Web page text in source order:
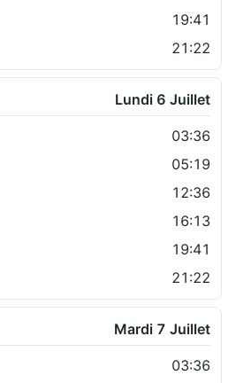
19:41
21:22
Lundi 6 Juillet
03:36
05:19
12:36
16:13
19:41
21:22
Mardi 7 Juillet
03:36